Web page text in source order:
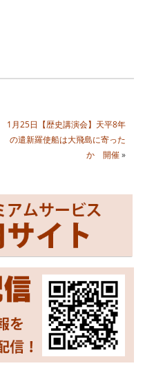
1月25日【歴史講演会】天平8年
の遣新羅使船は大飛島に寄った
か 開催»